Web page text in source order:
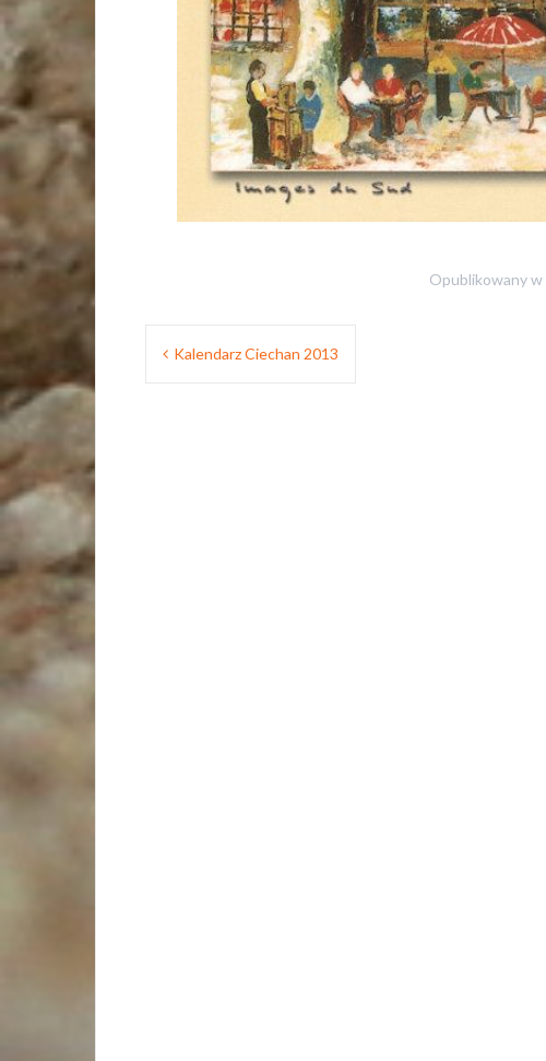
Opublikowany w
Nawigacja
Kalendarz Ciechan 2013